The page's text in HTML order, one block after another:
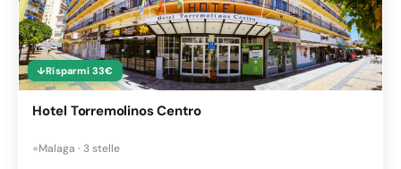
↓Risparmi 33€
Hotel Torremolinos Centro
●Malaga · 3 stelle